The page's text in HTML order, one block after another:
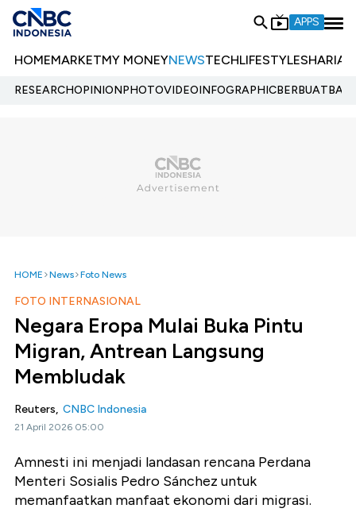
APPS
HOMEMARKETMY MONEYNEWSTECHLIFESTYLESHARIA
RESEARCHOPINIONPHOTOVIDEOINFOGRAPHIC
HOME News Foto News
FOTO INTERNASIONAL
Negara Eropa Mulai Buka Pintu
Migran, Antrean Langsung
Membludak
Reuters, CNBC Indonesia
21 April 2026 05:00
Amnesti ini menjadi landasan rencana Perdana
Menteri Sosialis Pedro Sánchez untuk
memanfaatkan manfaat ekonomi dari migrasi.